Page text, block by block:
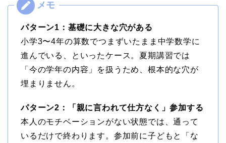
パターン1：基礎に大きな穴がある
小学3〜4年の算数でつまずいたまま中学数学に
進んでいる、といったケース。夏期講習では
「今の学年の内容」を扱うため、根本的な穴が
埋まりません。
パターン2：「親に言われて仕方なく」参加する
本人のモチベーションがない状態では、通って
いるだけで終わります。参加前に子どもと「な